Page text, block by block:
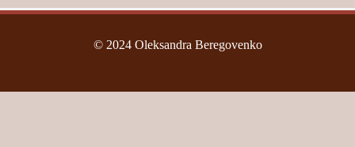
© 2024 Oleksandra Beregovenko